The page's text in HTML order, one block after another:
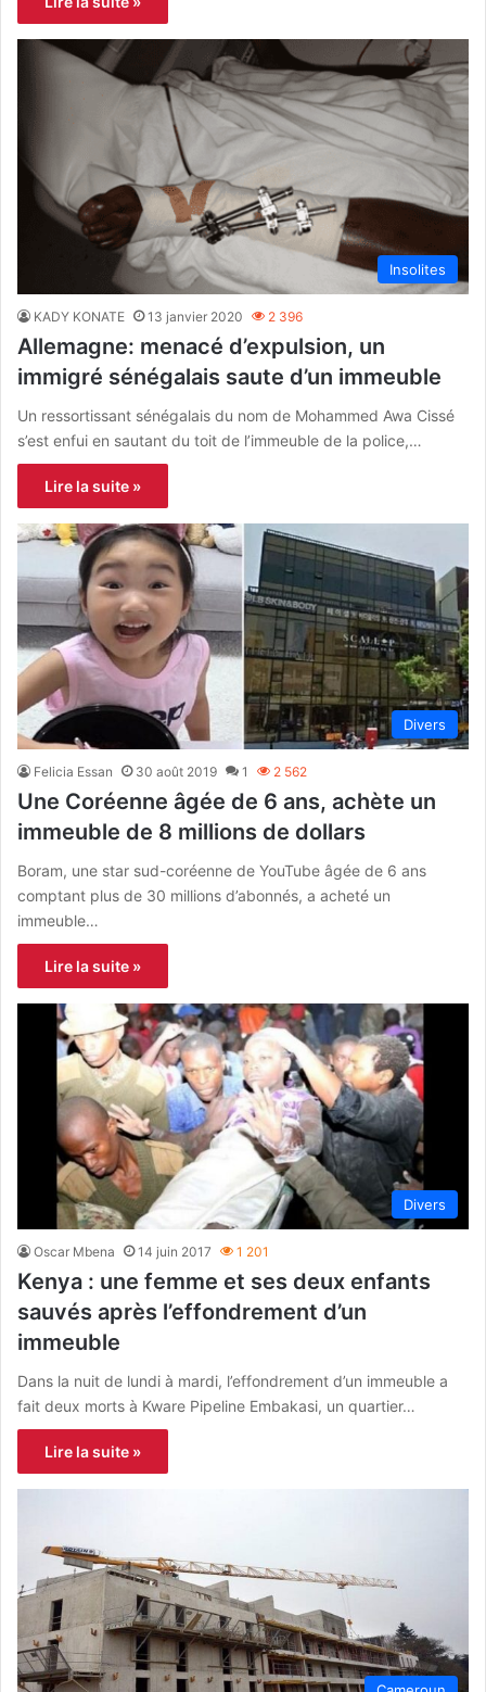
Insolites
KADY KONATE 13 janvier 2020 2 396
Allemagne: menacé d’expulsion, un
immigré sénégalais saute d’un immeuble
Un ressortissant sénégalais du nom de Mohammed Awa Cissé
s’est enfui en sautant du toit de l’immeuble de la police,…
Lire la suite »
Divers
Felicia Essan 30 août 2019 1 2 562
Une Coréenne âgée de 6 ans, achète un
immeuble de 8 millions de dollars
Boram, une star sud-coréenne de YouTube âgée de 6 ans
comptant plus de 30 millions d’abonnés, a acheté un
immeuble…
Lire la suite »
Divers
Oscar Mbena 14 juin 2017 1 201
Kenya : une femme et ses deux enfants
sauvés après l’effondrement d’un
immeuble
Dans la nuit de lundi à mardi, l’effondrement d’un immeuble a
fait deux morts à Kware Pipeline Embakasi, un quartier…
Lire la suite »